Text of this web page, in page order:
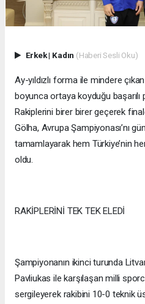
Erkek| Kadın (Haberi Sesli Oku)
Ay-yıldızlı forma ile mindere
boyunca ortaya koyduğu
Rakiplerini birer birer geçerek
Gölha, Avrupa Şampiyonası’nı
tamamlayarak hem Türkiye’nin
oldu.
RAKİPLERİNİ TEK TEK ELEDİ
Şampiyonanın ikinci turunda
Pavliukas ile karşılaşan milli
sergileyerek rakibini 10-0 teknik